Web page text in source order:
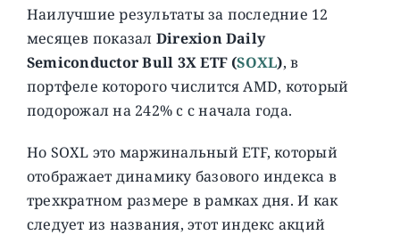
Наилучшие результаты за последние 12
месяцев показал Direxion Daily
Semiconductor Bull 3X ETF (SOXL), в
портфеле которого числится AMD, который
подорожал на 242% c с начала года.
Но SOXL это маржинальный ETF, который
отображает динамику базового индекса в
трехкратном размере в рамках дня. И как
следует из названия, этот индекс акций